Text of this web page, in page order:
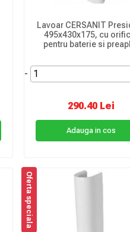
Lavoar CERSANIT
495x430x175, cu
pentru baterie si
-
290.40 Lei
Adauga in cos
Oferta speciala